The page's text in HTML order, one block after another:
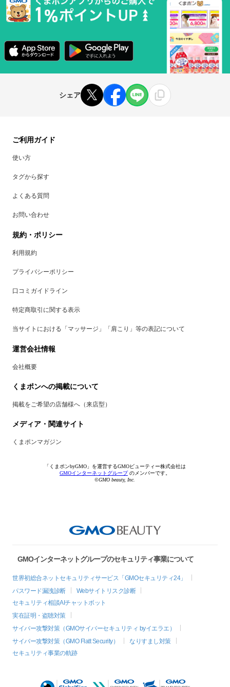
シェア
ご利用ガイド
使い方
タグから探す
よくある質問
お問い合わせ
規約・ポリシー
利用規約
プライバシーポリシー
口コミガイドライン
特定商取引に関する表示
当サイトにおける「マッサージ」「肩こり」等の表記について
運営会社情報
会社概要
くまポンへの掲載について
掲載をご希望の店舗様へ（来店型）
メディア・関連サイト
くまポンマガジン
「くまポンbyGMO」を運営するGMOビューティー株式会社は
GMOインターネットグループのメンバーです。
©GMO beauty, Inc.
GMOインターネットグループのセキュリティ事業について
世界初総合ネットセキュリティサービス「GMOセキュリティ24」
パスワード漏洩診断
Webサイトリスク診断
セキュリティ相談AIチャットボット
実在証明・盗聴対策
サイバー攻撃対策（GMOサイバーセキュリティ byイエラエ）
サイバー攻撃対策（GMO Flatt Security）
なりすまし対策
セキュリティ事業の軌跡